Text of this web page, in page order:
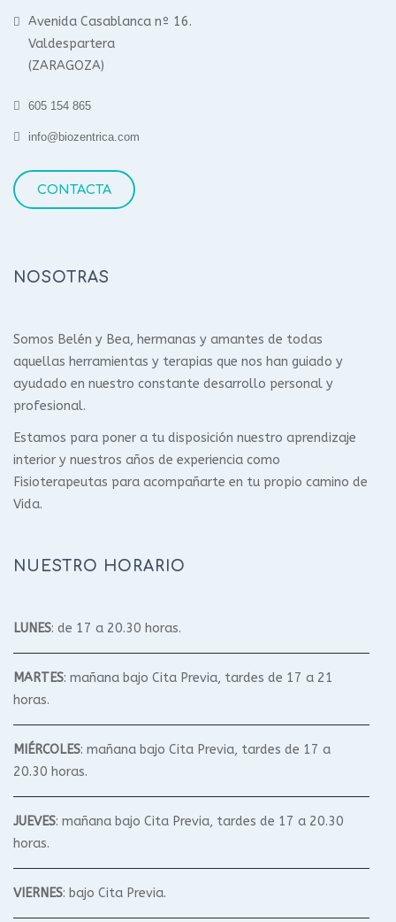
Avenida Casablanca nº 16.
Valdespartera
(ZARAGOZA)
605 154 865
info@biozentrica.com
CONTACTA
NOSOTRAS
Somos Belén y Bea, hermanas y amantes de todas
aquellas herramientas y terapias que nos han guiado y
ayudado en nuestro constante desarrollo personal y
profesional.
Estamos para poner a tu disposición nuestro aprendizaje
interior y nuestros años de experiencia como
Fisioterapeutas para acompañarte en tu propio camino de
Vida.
NUESTRO HORARIO
LUNES: de 17 a 20.30 horas.
MARTES: mañana bajo Cita Previa, tardes de 17 a 21
horas.
MIÉRCOLES: mañana bajo Cita Previa, tardes de 17 a
20.30 horas.
JUEVES: mañana bajo Cita Previa, tardes de 17 a 20.30
horas.
VIERNES: bajo Cita Previa.